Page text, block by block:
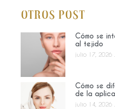
Otros Post
Cómo se
al tejido
julio 17, 2026
Cómo se
de la
julio 14, 2026